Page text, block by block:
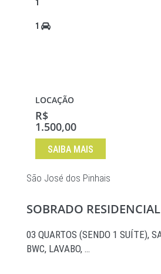
1
1
LOCAÇÃO
R$
1.500,00
SAIBA MAIS
São José dos Pinhais
SOBRADO
03 QUARTOS (SENDO 1 SUÍTE),
BWC, LAVABO, …